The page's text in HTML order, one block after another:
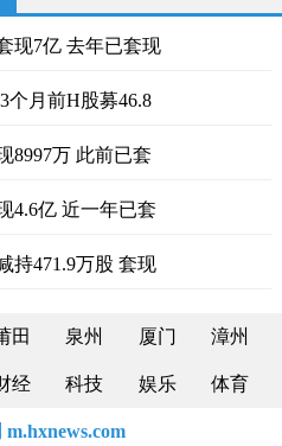
现7亿 去年已套现
个月前H股募46.8
8997万 此前已套
4.6亿 近一年已套
持471.9万股 套现
田 泉州 厦门 漳州
经 科技 娱乐 体育